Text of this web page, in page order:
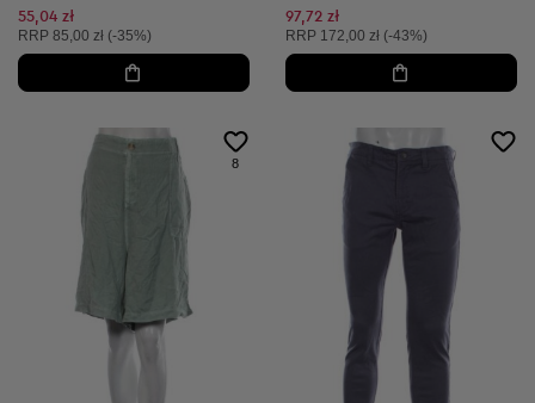
55,04 zł
Cena sugerowana:
RRP 85,00 zł (-35%)
97,72 zł
Cena sugerowana:
RRP 172,00 zł (-43%)
8